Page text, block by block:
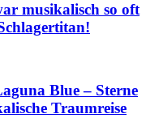
musikalisch so oft
Blue – Sterne
Traumreise